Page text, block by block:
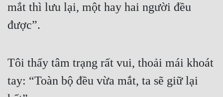
Đô Thị
Đông Phương
Đồng Nhân
mắt thì lưu lại, một hay hai người đều
được”.
Tôi thấy tâm trạng rất vui, thoải mái khoát
tay: “Toàn bộ đều vừa mắt, ta sẽ giữ lại